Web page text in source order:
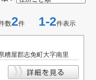
数2件 1-2件表示
糟屋郡志免町大字南里